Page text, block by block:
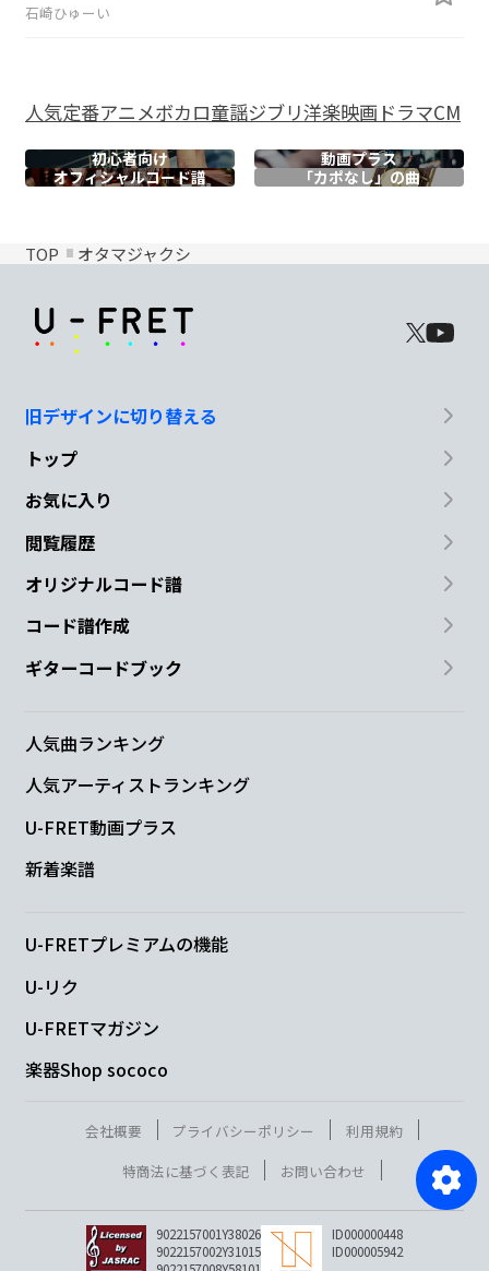
石崎ひゅーい
人気定番アニメボカロ童謡ジブリ洋楽映画ドラマCM
初心者向け
動画プラス
オフィシャルコード譜 「カポなし」の曲
TOP オタマジャクシ
旧デザインに切り替える
トップ
お気に入り
閲覧履歴
オリジナルコード譜
コード譜作成
ギターコードブック
人気曲ランキング
人気アーティストランキング
U-FRET動画プラス
新着楽譜
U-FRETプレミアムの機能
U-リク
U-FRETマガジン
楽器Shop sococo
会社概要 プライバシーポリシー
利用規約
特商法に基づく表記
お問い合わせ
9022157001Y38026
9022157002Y31015
ID000000448
ID000005942